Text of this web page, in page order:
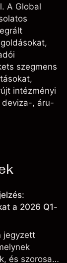
A Global
szegmens
intézményi
deviza-, áru-
a 2026 Q1-
jegyzett
és szorosan